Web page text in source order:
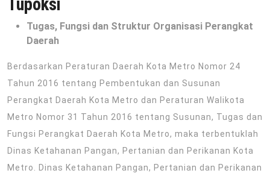
Tupoksi
Tugas, Fungsi dan Struktur Organisasi Perangkat
Daerah
Berdasarkan Peraturan Daerah Kota Metro Nomor 24
Tahun 2016 tentang Pembentukan dan Susunan
Perangkat Daerah Kota Metro dan Peraturan Walikota
Metro Nomor 31 Tahun 2016 tentang Susunan, Tugas dan
Fungsi Perangkat Daerah Kota Metro, maka terbentuklah
Dinas Ketahanan Pangan, Pertanian dan Perikanan Kota
Metro. Dinas Ketahanan Pangan, Pertanian dan Perikanan